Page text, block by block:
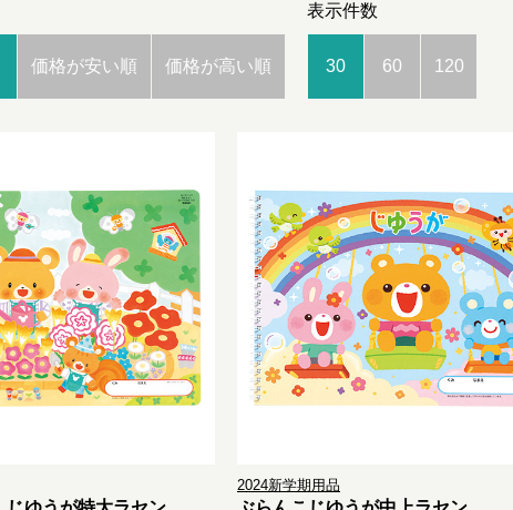
価格が安い順 価格が高い順
表示件数
30 60 120
2024新学期用品